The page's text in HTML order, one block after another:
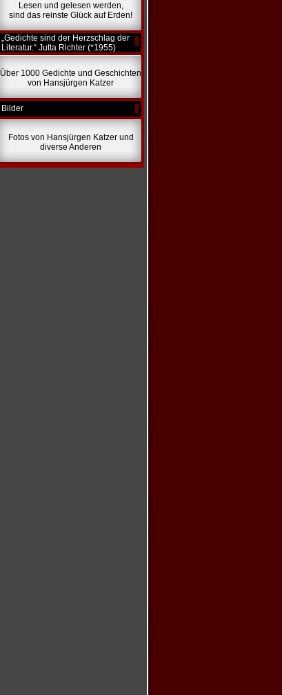
Lesen und gelesen werden,
sind das reinste Glück auf Erden!
„Gedichte sind der Herzschlag der
Literatur.“ Jutta Richter (*1955)
Über 1000 Gedichte und Geschichten
von Hansjürgen Katzer
Bilder
Fotos von Hansjürgen Katzer und
diverse Anderen